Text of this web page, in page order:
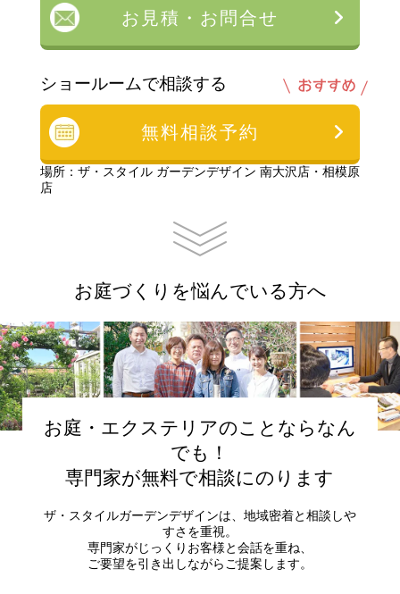
お見積・お問合せ
ショールームで相談する
無料相談予約
場所：ザ・スタイル ガーデンデザイン 南大沢店・相模原
店
お庭づくりを悩んでいる方へ
お庭・エクステリアのことならなん
でも！
専門家が無料で相談にのります
ザ・スタイルガーデンデザインは、地域密着と相談しや
すさを重視。
専門家がじっくりお客様と会話を重ね、
ご要望を引き出しながらご提案します。